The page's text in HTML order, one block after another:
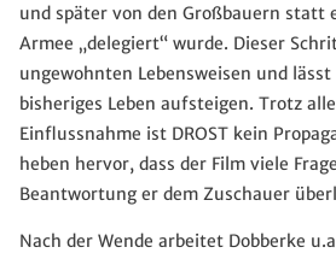
und später von den Großbauern statt
Armee „delegiert“ wurde. Dieser
ungewohnten Lebensweisen und
bisheriges Leben aufsteigen. Trotz
Einflussnahme ist DROST kein
heben hervor, dass der Film viele
Beantwortung er dem Zuschauer
Nach der Wende arbeitet Dobberke